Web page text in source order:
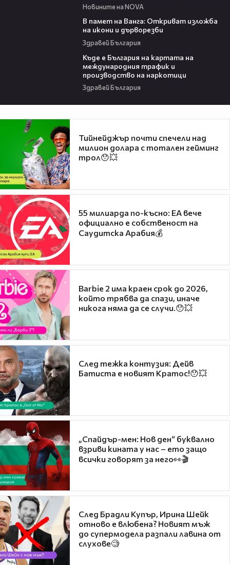
Новините на NOVA
В памет на Ванга: Откриват изложба
на икони и дърворезби
Здравей България
Къде е България на картата на
международния трафик и
производство на наркотици
Здравей България
Тийнейджър почти спечели над
милион долара с тотален гейминг
трол😯💥
55 милиарда по-късно: EA вече
официално е собственост на
Саудитска Арабия💰
Barbie 2 има краен срок до 2026,
който трябва да спази, иначе
никога няма да се случи.😯💥
След тежка контузия: Дейв
Батиста е новият Кратос!😯💥
„Спайдър-мен: Нов ден“ буквално
взриви кината у нас – ето защо
всички говорят за него👀🎬
След Брадли Купър, Ирина Шейк
отново е влюбена? Новият мъж
до супермодела разпали лавина от
слухове🧐